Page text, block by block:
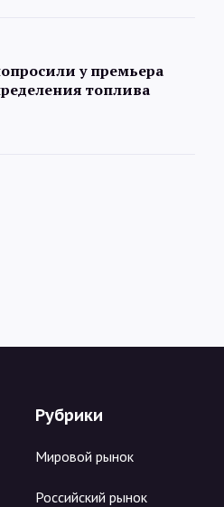
у премьера
топлива
Рубрики
Мировой рынок
Российский рынок